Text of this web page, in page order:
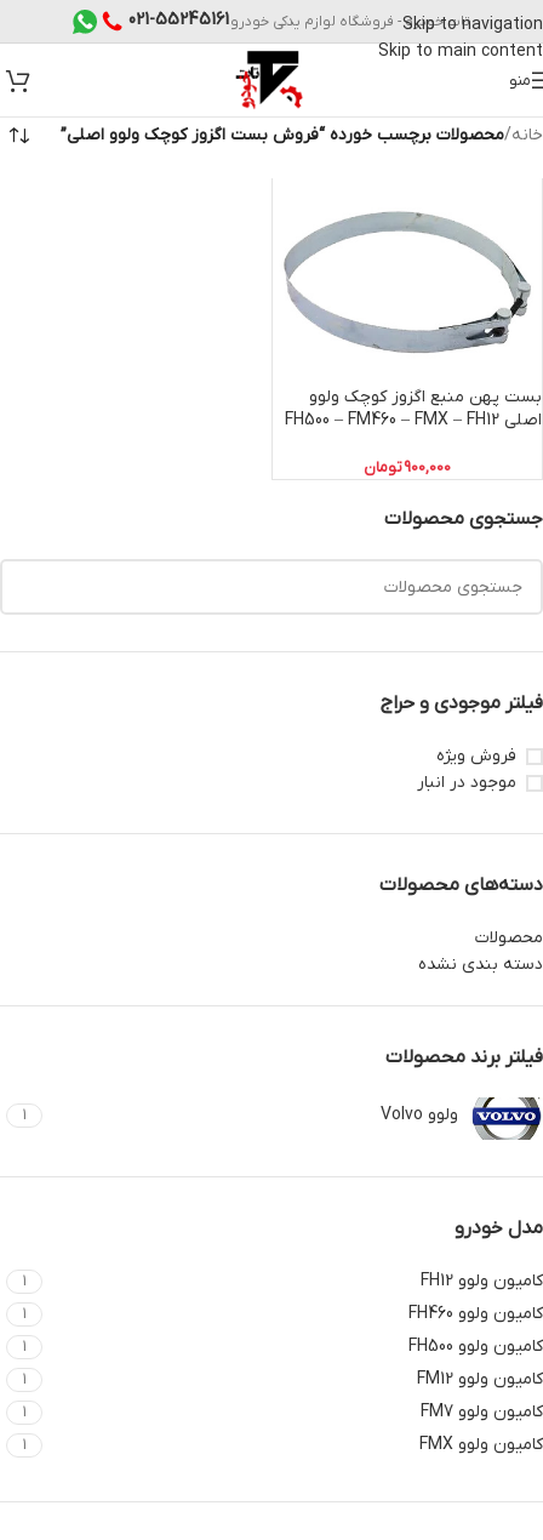
Skip to navigation
Skip to main content
تات خودرو - فروشگاه لوازم یدکی خودرو021-55245161
منو
جستجوی محصولات
فیلتر موجودی و حراج
فروش ویژه
موجود در انبار
دسته‌های محصولات
محصولات
دسته بندی نشده
فیلتر برند محصولات
ولوو Volvo 1
مدل خودرو
کامیون ولوو FH12 1
کامیون ولوو FH460 1
کامیون ولوو FH500 1
کامیون ولوو FM12 1
کامیون ولوو FM7 1
کامیون ولوو FMX 1
خانه/محصولات برچسب خورده “فروش بست اگزوز کوچک ولوو اصلی”
بست پهن منبع اگزوز کوچک ولوو
اصلی FH500 – FM460 – FMX – FH12
900,000تومان